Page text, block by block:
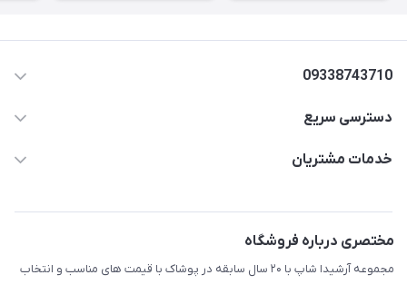
09338743710
دسترسی سریع
حساب کاربری
لیست محصولات
درباره ما
تماس با ما
خدمات مشتریان
مختصری درباره فروشگاه
مجموعه آرشیدا شاپ با ۲۰ سال سابقه در پوشاک با قیمت های مناسب و انتخاب